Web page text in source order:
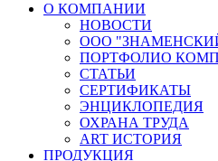
О КОМПАНИИ
НОВОСТИ
ООО
ПОРТФОЛИО
СТАТЬИ
СЕРТИФИКАТЫ
ЭНЦИКЛОПЕДИЯ
ОХРАНА ТРУДА
ART ИСТОРИЯ
ПРОДУКЦИЯ